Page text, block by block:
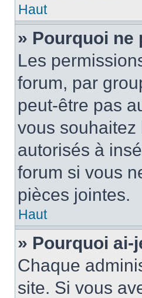
Haut
» Pourquoi ne
Les
forum, par
peut-être pas
vous souhaitez
autorisés à
forum si vous
pièces jointes.
Haut
» Pourquoi ai-
Chaque
site. Si vous